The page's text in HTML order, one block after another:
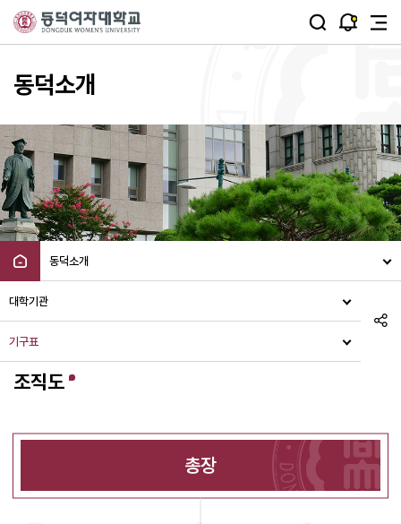
주메뉴 바로가기
본문 바로가기
동덕소개
동덕소개
대학기관
기구표
기구표
조직도
총장